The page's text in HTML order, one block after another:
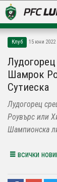
LUDOGORETS TV
НА ТЕРЕНА
СТАДИОН & БАЗИ
КЛУБ
Клуб 15 юни 2022
Шамрок
Сутиеска
Лудогорец
Роувърс или
Шампионска
всички